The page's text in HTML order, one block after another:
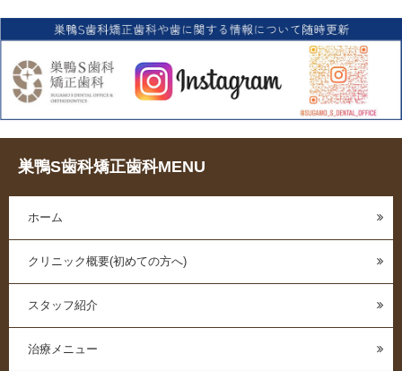
巣鴨S歯科矯正歯科MENU
ホーム
クリニック概要(初めての方へ)
スタッフ紹介
治療メニュー